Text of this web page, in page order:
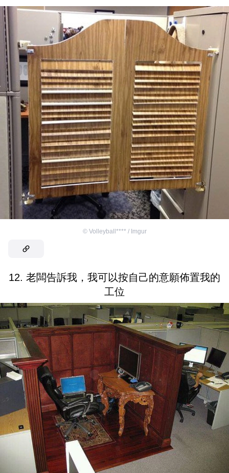
© Volleyball**** / Imgur
12. 老闆告訴我，我可以按自己的意願佈置我的
工位